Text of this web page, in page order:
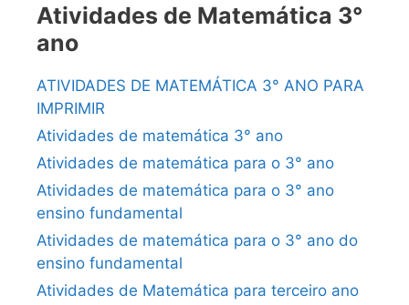
Atividades de Matemática 3°
ano
ATIVIDADES DE MATEMÁTICA 3° ANO PARA
IMPRIMIR
Atividades de matemática 3° ano
Atividades de matemática para o 3° ano
Atividades de matemática para o 3° ano
ensino fundamental
Atividades de matemática para o 3° ano do
ensino fundamental
Atividades de Matemática para terceiro ano